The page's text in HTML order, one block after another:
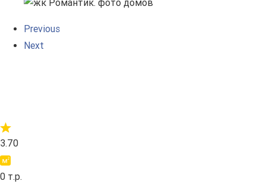
Previous
Next
3.70
0 т.р.